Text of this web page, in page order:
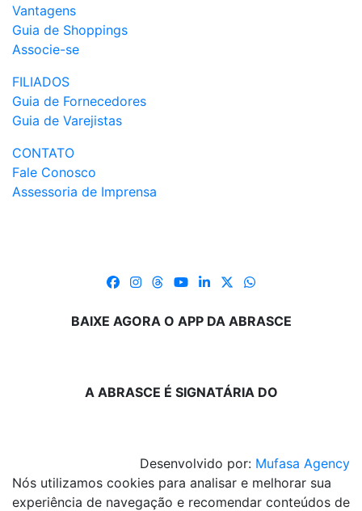
Vantagens
Guia de Shoppings
Associe-se
FILIADOS
Guia de Fornecedores
Guia de Varejistas
CONTATO
Fale Conosco
Assessoria de Imprensa
BAIXE AGORA O APP DA ABRASCE
A ABRASCE É SIGNATÁRIA DO
Desenvolvido por: Mufasa Agency
Nós utilizamos cookies para analisar e melhorar sua
experiência de navegação e recomendar conteúdos de